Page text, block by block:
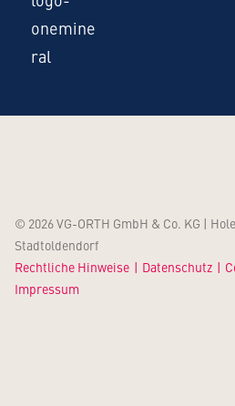
© 2026 VG-ORTH GmbH & Co. KG |
Stadtoldendorf
Rechtliche Hinweise
Datenschutz
Impressum